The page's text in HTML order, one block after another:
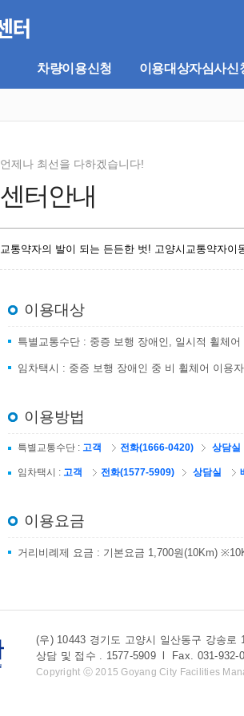
차량이용신청 이용대상자심사신
센터안내
언제나 최선을 다하겠습니다!
교통약자의 발이 되는 든든한 벗! 고양시교통약자이
이용대상
특별교통수단 : 중증 보행 장애인, 일시적 휠체
임차택시 : 중증 보행 장애인 중 비 휠체어 이용자
이용방법
특별교통수단 : 고객 전화(1666-0420) 상담실
임차택시 : 고객 전화(1577-5909) 상담실
이용요금
거리비례제 요금 : 기본요금 1,700원(10Km)
(우) 10443 경기도 고양시 일산동구 강송로
상담 및 접수 . 1577-5909 l Fax. 031-
Copyright ⓒ 2015 Goyang City Facilities